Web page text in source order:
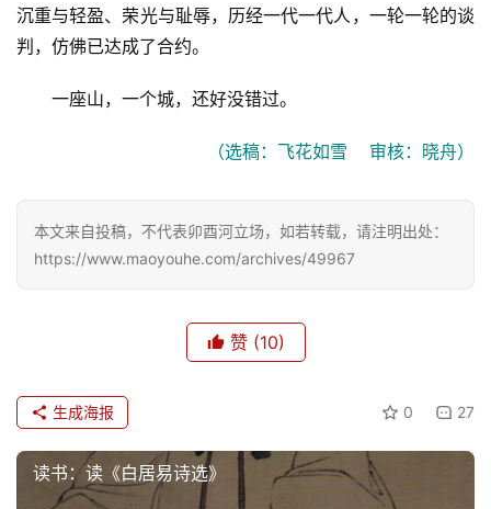
化
沉重与轻盈、荣光与耻辱，历经一代一代人，一轮一轮的谈
判，仿佛已达成了合约。
一座山，一个城，还好没错过。
（选稿：飞花如雪    审核：晓舟）
本文来自投稿，不代表卯酉河立场，如若转载，请注明出处：
https://www.maoyouhe.com/archives/49967
赞 (10)
0 27
生成海报
读书：读《白居易诗选》